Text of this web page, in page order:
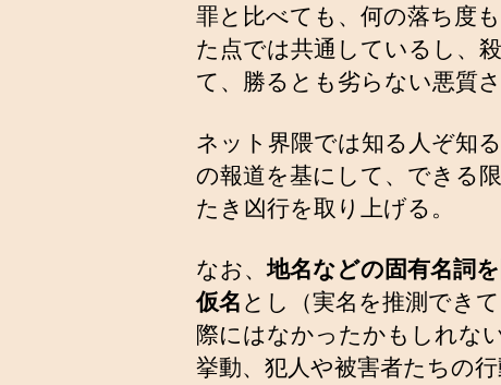
罪と比べても、何の落ち度
た点では共通しているし、
て、勝るとも劣らない悪質
ネット界隈では知る人ぞ知
の報道を基にして、できる
たき凶行を取り上げる。
なお、地名などの固有名詞
仮名 とし（実名を推測でき
際にはなかったかもしれな
挙動、犯人や被害者たちの